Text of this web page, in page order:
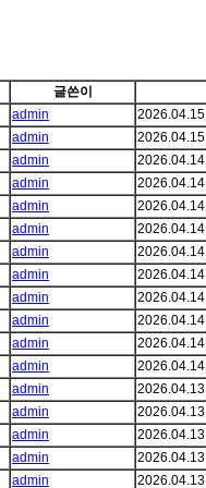
글쓴이
admin
2026.04.15
admin
2026.04.15
admin
2026.04.14
admin
2026.04.14
admin
2026.04.14
admin
2026.04.14
admin
2026.04.14
admin
2026.04.14
admin
2026.04.14
admin
2026.04.14
admin
2026.04.14
admin
2026.04.14
admin
2026.04.13
admin
2026.04.13
admin
2026.04.13
admin
2026.04.13
admin
2026.04.13